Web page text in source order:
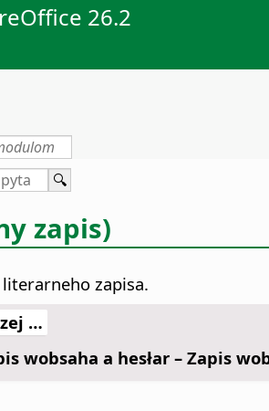
26.2
zapis)
zapisa.
…
wobsaha a hesłar – Zapis